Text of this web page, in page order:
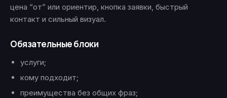
цена “от” или ориентир, кнопка заявки, быстрый
контакт и сильный визуал.
Обязательные блоки
услуги;
кому подходит;
преимущества без общих фраз;